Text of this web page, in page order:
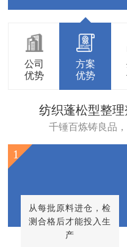
公司
优势
方案
优势
纺织蓬松型整
千锤百炼铸良品
从每批原料进仓，检
测合格后才能投入生
产
1